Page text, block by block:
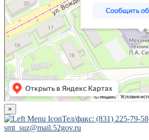
×
Тел/факс: (831) 225-79-58
smt_suz@mail.52gov.ru